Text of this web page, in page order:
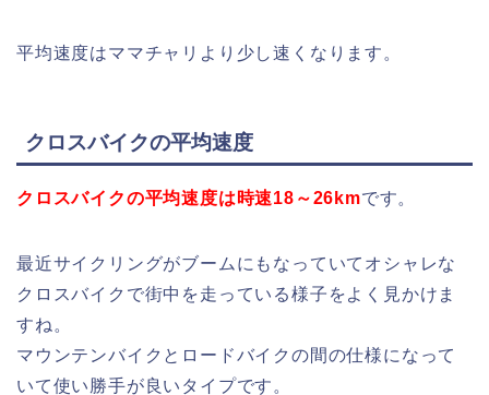
平均速度はママチャリより少し速くなります。
クロスバイクの平均速度
ク ロスバイクの平均速度は時速18～26kmです。
最近サイクリングがブームにもなっていてオシャレな
クロスバイクで街中を走っている様子をよく見かけま
すね。
マウンテンバイクとロードバイクの間の仕様になって
いて使い勝手が良いタイプです。